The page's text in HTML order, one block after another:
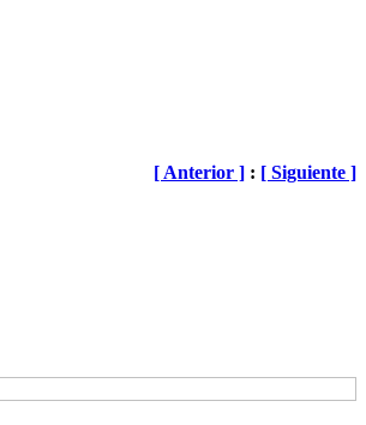
[ Anterior ] : [ Siguiente ]